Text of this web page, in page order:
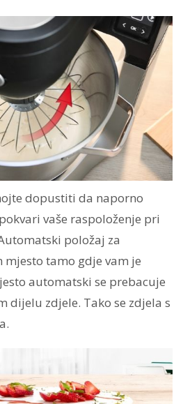
dopustiti da naporno
vaše raspoloženje pri
položaj za
tamo gdje vam je
automatski se prebacuje
dijelu zdjele. Tako se zdjela s